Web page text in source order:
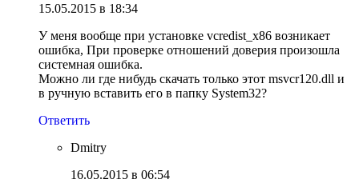
15.05.2015 в 18:34
У меня вообще при установке vcredist_x86 возникает
ошибка, При проверке отношений доверия произошла
системная ошибка.
Можно ли где нибудь скачать только этот msvcr120.dll и
в ручную вставить его в папку System32?
Ответить
Dmitry
16.05.2015 в 06:54